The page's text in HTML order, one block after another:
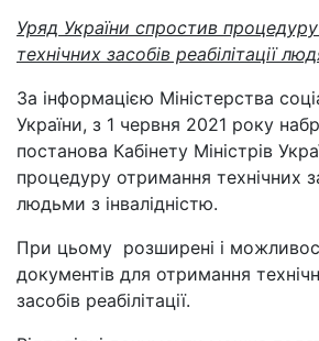
Уряд України спростив
технічних засобів реабілітації
За інформацією Міністерства
України, з 1 червня 2021 року
постанова Кабінету Міністрів
процедуру отримання технічних
людьми з інвалідністю.
При цьому розширені і
документів для отримання
засобів реабілітації.